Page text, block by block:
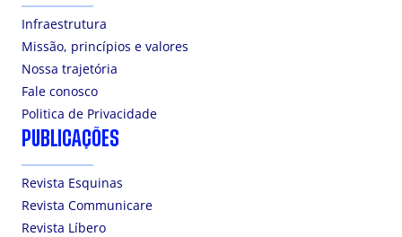
Infraestrutura
Missão, princípios e valores
Nossa trajetória
Fale conosco
Politica de Privacidade
PUBLICAÇÕES
Revista Esquinas
Revista Communicare
Revista Líbero